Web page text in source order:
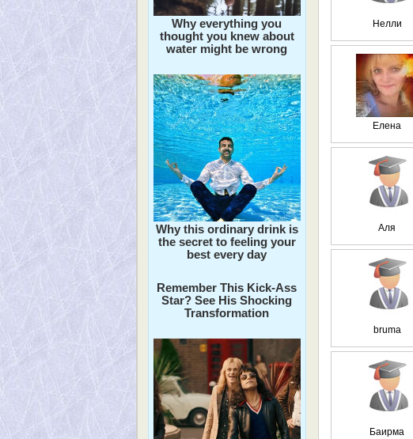
Why everything you
thought you knew about
water might be wrong
Why this ordinary drink is
the secret to feeling your
best every day
Remember This Kick-Ass
Star? See His Shocking
Transformation
Нелли
Елена
Аля
bruma
Баирма